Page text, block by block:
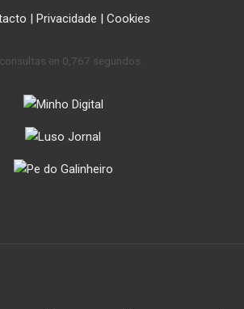
| Privacidade | Cookies
en 0,767 segundos.